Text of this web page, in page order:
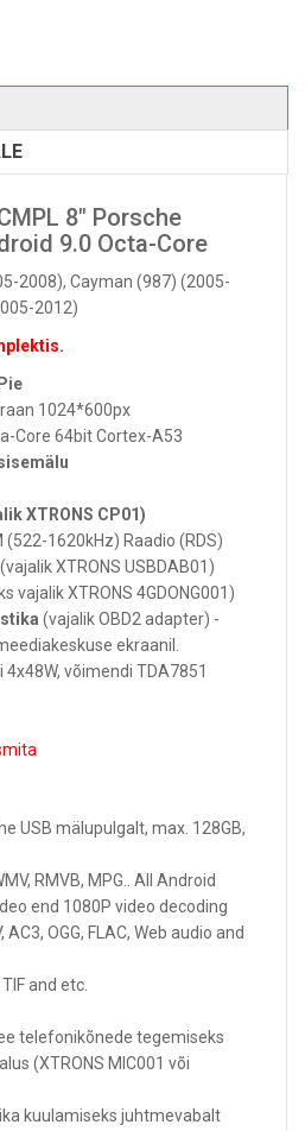
8" Porsche
9.0 Octa-Core
2008), Cayman (987) (2005-
2012)
1024*600px
Core 64bit Cortex-A53
XTRONS CP01)
1620kHz) Raadio (RDS)
(vajalik XTRONS USBDAB01)
vajalik XTRONS 4GDONG001)
(vajalik OBD2 adapter) -
ekraanil.
võimendi TDA7851
USB mälupulgalt, max. 128GB,
RMVB, MPG.. All Android
end 1080P video decoding
OGG, FLAC, Web audio and
and etc.
telefonikõnede tegemiseks
(XTRONS MIC001 või
kuulamiseks juhtmevabalt